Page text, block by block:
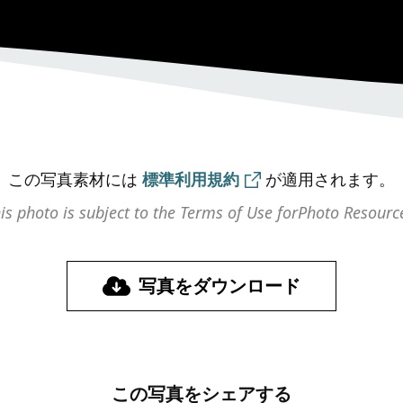
この写真素材には 標準利用規約 が適用されます。
photo is subject to the Terms of Use forPhoto
写真をダウンロード
この写真をシェアする